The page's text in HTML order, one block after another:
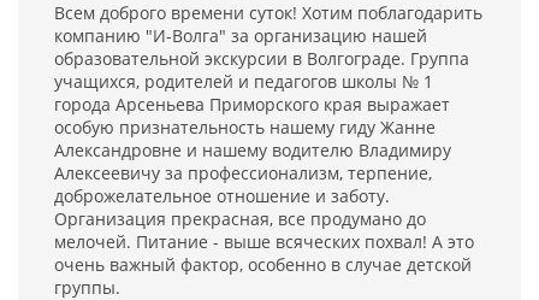
Всем доброго времени суток! Хотим поблагодарить
компанию "И-Волга" за организацию нашей
образовательной экскурсии в Волгограде. Группа
учащихся, родителей и педагогов школы № 1
города Арсеньева Приморского края выражает
особую признательность нашему гиду Жанне
Александровне и нашему водителю Владимиру
Алексеевичу за профессионализм, терпение,
доброжелательное отношение и заботу.
Организация прекрасная, все продумано до
мелочей. Питание - выше всяческих похвал! А это
очень важный фактор, особенно в случае детской
группы.